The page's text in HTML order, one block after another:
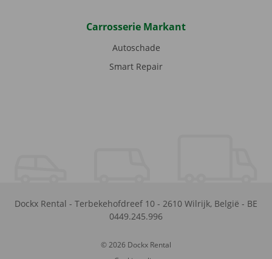
Carrosserie Markant
Autoschade
Smart Repair
Dockx Rental - Terbekehofdreef 10 - 2610 Wilrijk, België - BE
0449.245.996
© 2026 Dockx Rental